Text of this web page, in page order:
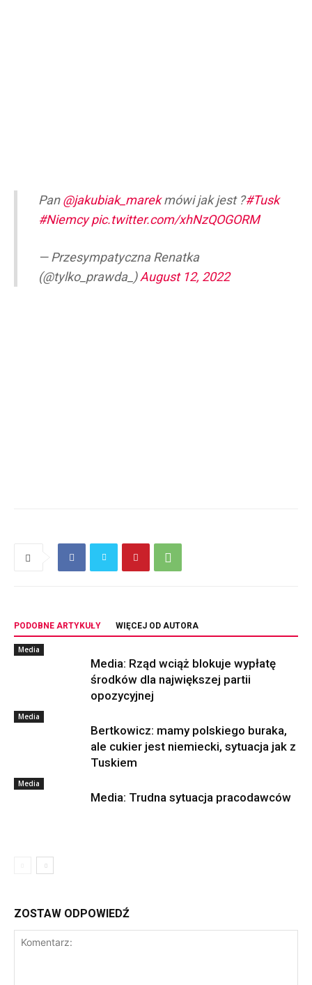
Pan@jakubiak_marekmówi jak jest ?#Tusk
#Niemcy pic.twitter.com/xhNzQOGORM
— Przesympatyczna Renatka
(@tylko_prawda_)August 12, 2022
PODOBNE ARTYKUŁY WIĘCEJ OD AUTORA
Media
Media: Rząd wciąż blokuje wypłatę
środków dla największej partii
opozycyjnej
Media
Bertkowicz: mamy polskiego buraka,
ale cukier jest niemiecki, sytuacja jak z
Tuskiem
Media
Media: Trudna sytuacja pracodawców
ZOSTAW ODPOWIEDŹ